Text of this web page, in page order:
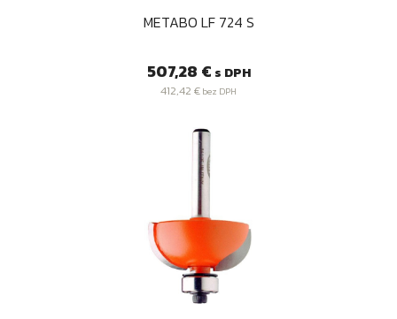
METABO LF 724 S
Cena
507,28 € s DPH
412,42 € bez DPH